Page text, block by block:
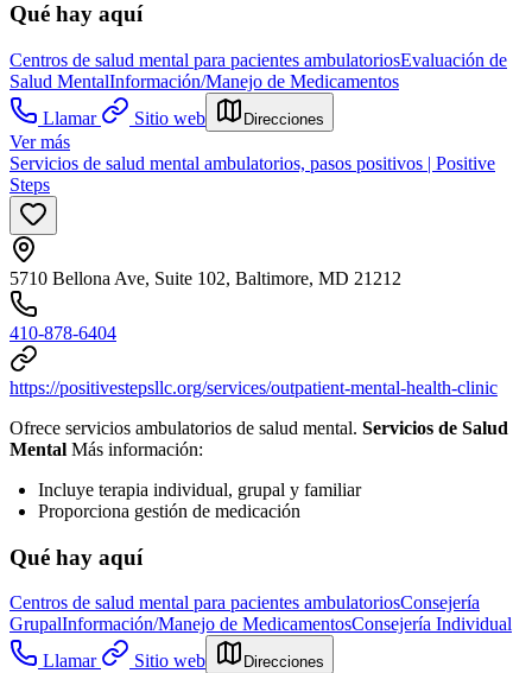
Qué hay aquí
Centros de salud mental para pacientes ambulatoriosEvaluación de
Salud MentalInformación/Manejo de Medicamentos
Llamar
Sitio web Direcciones
Ver más
Servicios de salud mental ambulatorios, pasos positivos | Positive
Steps
5710 Bellona Ave, Suite 102, Baltimore, MD 21212
410-878-6404
https://positivestepsllc.org/services/outpatient-mental-health-clinic
Ofrece servicios ambulatorios de salud mental. Servicios de Salud
Mental Más información:
Incluye terapia individual, grupal y familiar
Proporciona gestión de medicación
Qué hay aquí
Centros de salud mental para pacientes ambulatoriosConsejería
GrupalInformación/Manejo de MedicamentosConsejería Individual
Llamar
Sitio web Direcciones